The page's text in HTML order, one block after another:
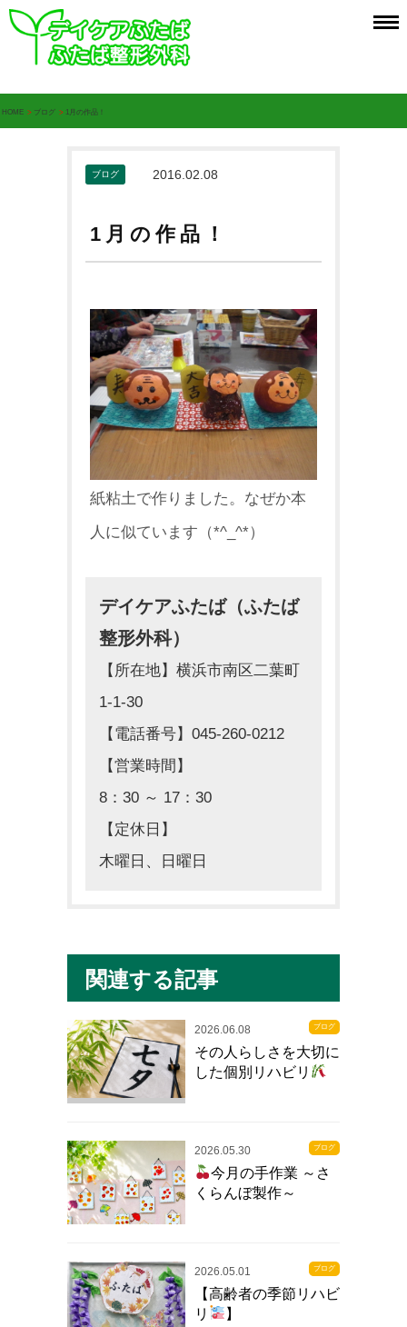
HOME > ブログ > 1月の作品！
ブログ 2016.02.08
1月の作品！
紙粘土で作りました。なぜか本
人に似ています（*^_^*）
デイケアふたば（ふたば
整形外科）
【所在地】横浜市南区二葉町
1-1-30
【電話番号】045-260-0212
【営業時間】
8：30 ～ 17：30
【定休日】
木曜日、日曜日
関連する記事
ブログ
2026.06.08
その人らしさを大切に
した個別リハビリ
ブログ
2026.05.30
今月の手作業 ～さ
くらんぼ製作～
ブログ
2026.05.01
【高齢者の季節リハビ
リ
】